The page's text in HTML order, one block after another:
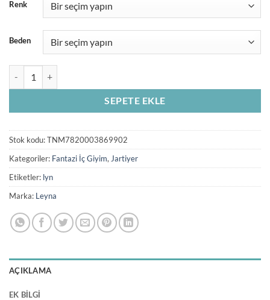
₺400,00.
Renk
Beden
SEPETE EKLE
Stok kodu:TNM7820003869902
Kategoriler: Fantazi İç Giyim, Jartiyer
Etiketler: lyn
Marka: Leyna
AÇIKLAMA
EK BILGI